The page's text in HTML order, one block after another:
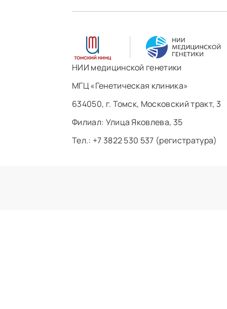
НИИ медицинской генетики
МГЦ «Генетическая клиника»
634050, г. Томск, Московский тракт, 3
Филиал: ​Улица Яковлева, 35
Тел.: +7 3822 530 537 (регистратура)